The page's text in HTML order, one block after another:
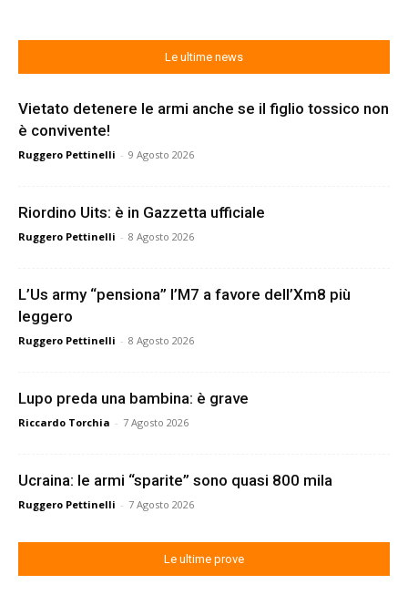
Le ultime news
Vietato detenere le armi anche se il figlio tossico non
è convivente!
Ruggero Pettinelli - 9 Agosto 2026
Riordino Uits: è in Gazzetta ufficiale
Ruggero Pettinelli - 8 Agosto 2026
L’Us army “pensiona” l’M7 a favore dell’Xm8 più
leggero
Ruggero Pettinelli - 8 Agosto 2026
Lupo preda una bambina: è grave
Riccardo Torchia - 7 Agosto 2026
Ucraina: le armi “sparite” sono quasi 800 mila
Ruggero Pettinelli - 7 Agosto 2026
Le ultime prove